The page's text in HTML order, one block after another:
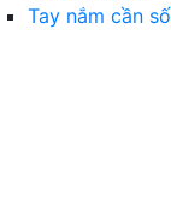
Tay nắm cần số